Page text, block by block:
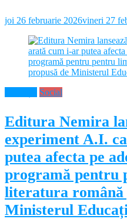
joi 26 februarie 2026vineri 27
Social
Editura Nemira
experiment A.I.
putea afecta pe
programă pentru
literatura română
Ministerul